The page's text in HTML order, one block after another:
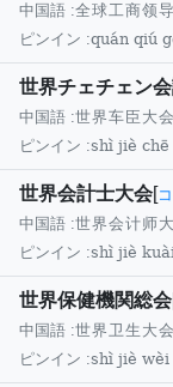
中国語 :全球工商领
ピンイン :quán qiú
世界チェチェン
中国語 :世界车臣大会
ピンイン :shì jiè chē
世界会計士大会[
中国語 :世界会计师
ピンイン :shì jiè
世界保健機関総会
中国語 :世界卫生大会
ピンイン :shì jiè wèi